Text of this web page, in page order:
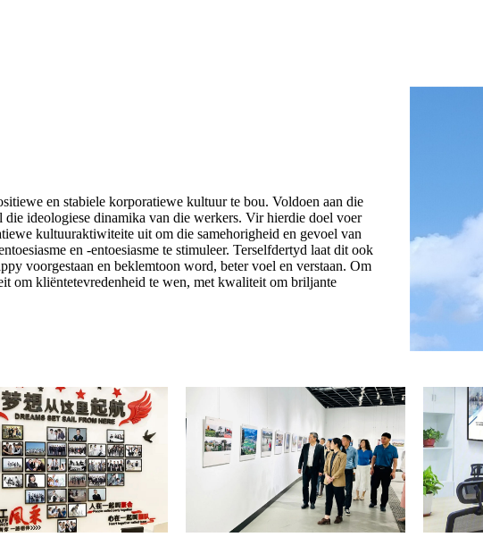
en stabiele korporatiewe kultuur te bou. Voldoen aan die
ideologiese dinamika van die werkers. Vir hierdie doel voer
kultuuraktiwiteite uit om die samehorigheid en gevoel van
en -entoesiasme te stimuleer. Terselfdertyd laat dit ook
voorgestaan ​​en beklemtoon word, beter voel en verstaan. Om
om kliëntetevredenheid te wen, met kwaliteit om briljante